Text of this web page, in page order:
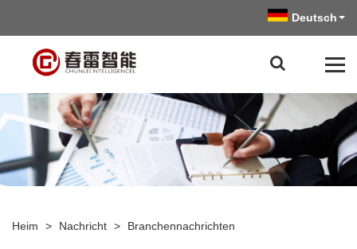
Deutsch
Heim > Nachricht > Branchennachrichten